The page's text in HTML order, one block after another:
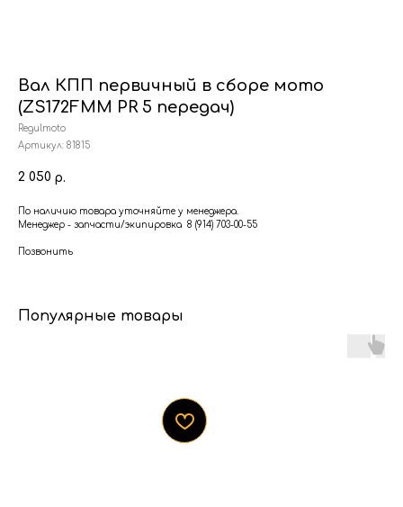
Вал КПП первичный в сборе мото
(ZS172FMM PR 5 передач)
Regulmoto
Артикул: 81815
2 050 р.
По наличию товара уточняйте у менеджера.
Менеджер - запчасти/экипировка 8 (914) 703-00-55
Позвонить
Популярные товары